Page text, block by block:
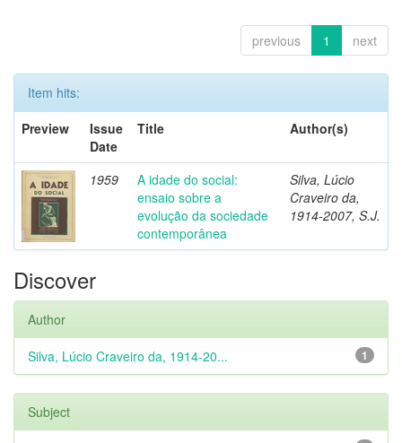
previous 1 next
Item hits:
Preview
Issue
Date
Title Author(s)
1959
A idade do social:
ensaio sobre a
evolução da sociedade
contemporânea
Silva, Lúcio
Craveiro da,
1914-2007, S.J.
Discover
Author
1
Silva, Lúcio Craveiro da, 1914-20...
Subject